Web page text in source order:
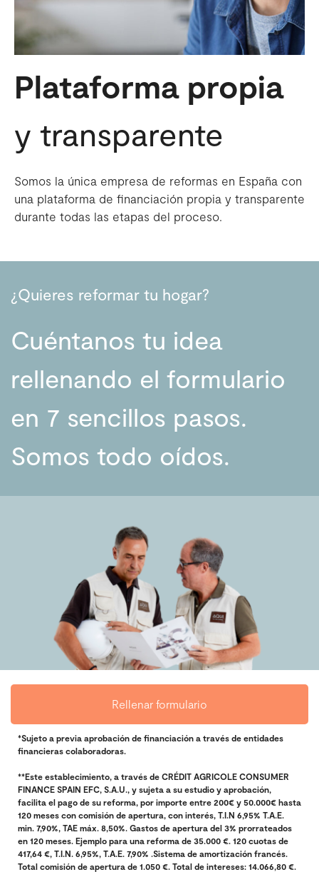
Plataforma propia
y transparente
Somos la única empresa de reformas en España con
una plataforma de financiación propia y transparente
durante todas las etapas del proceso.
¿Quieres reformar tu hogar?
Cuéntanos tu idea
rellenando el formulario
en 7 sencillos pasos.
Somos todo oídos.
Rellenar formulario
*Sujeto a previa aprobación de financiación a través de entidades
financieras colaboradoras.
**Este establecimiento, a través de CRÉDIT AGRICOLE CONSUMER
FINANCE SPAIN EFC, S.A.U., y sujeta a su estudio y aprobación,
facilita el pago de su reforma, por importe entre 200€ y 50.000€ hasta
120 meses con comisión de apertura, con interés, T.I.N 6,95% T.A.E.
min. 7,90%, TAE máx. 8,50%. Gastos de apertura del 3% prorrateados
en 120 meses. Ejemplo para una reforma de 35.000 €. 120 cuotas de
417,64 €, T.I.N. 6,95%, T.A.E. 7,90% .Sistema de amortización francés.
Total comisión de apertura de 1.050 €. Total de intereses: 14.066,80 €.